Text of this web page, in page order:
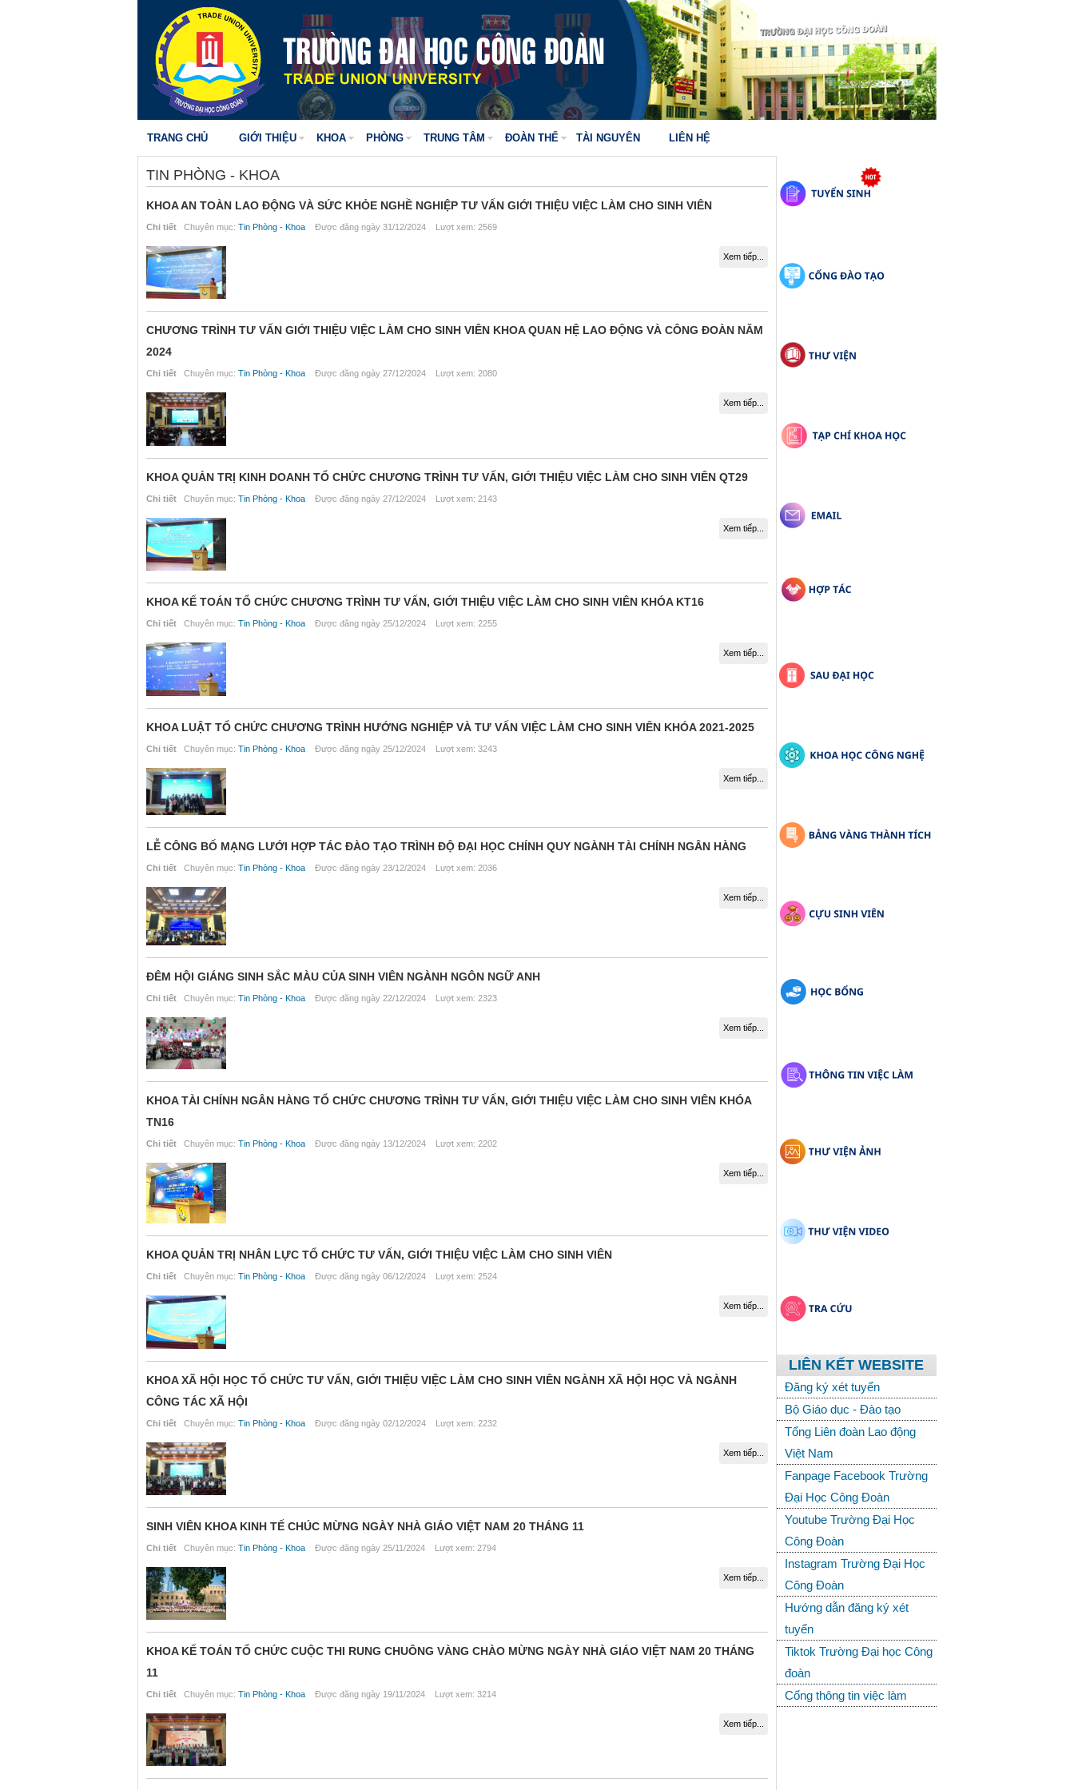
TRANG CHỦ GIỚI THIỆU KHOA PHÒNG TRUNG TÂM ĐOÀN THỂ TÀI NGUYÊN LIÊN HỆ
TIN PHÒNG - KHOA
KHOA AN TOÀN LAO ĐỘNG VÀ SỨC KHỎE NGHỀ NGHIỆP TƯ VẤN GIỚI THIỆU VIỆC LÀM CHO SINH VIÊN
Chi tiết Chuyên mục: Tin Phòng - Khoa Được đăng ngày 31/12/2024 Lượt xem: 2569
Xem tiếp...
CHƯƠNG TRÌNH TƯ VẤN GIỚI THIỆU VIỆC LÀM CHO SINH VIÊN KHOA QUAN HỆ LAO ĐỘNG VÀ CÔNG ĐOÀN NĂM
2024
Chi tiết Chuyên mục: Tin Phòng - Khoa Được đăng ngày 27/12/2024 Lượt xem: 2080
Xem tiếp...
KHOA QUẢN TRỊ KINH DOANH TỔ CHỨC CHƯƠNG TRÌNH TƯ VẤN, GIỚI THIỆU VIỆC LÀM CHO SINH VIÊN QT29
Chi tiết Chuyên mục: Tin Phòng - Khoa Được đăng ngày 27/12/2024 Lượt xem: 2143
Xem tiếp...
KHOA KẾ TOÁN TỔ CHỨC CHƯƠNG TRÌNH TƯ VẤN, GIỚI THIỆU VIỆC LÀM CHO SINH VIÊN KHÓA KT16
Chi tiết Chuyên mục: Tin Phòng - Khoa Được đăng ngày 25/12/2024 Lượt xem: 2255
Xem tiếp...
KHOA LUẬT TỔ CHỨC CHƯƠNG TRÌNH HƯỚNG NGHIỆP VÀ TƯ VẤN VIỆC LÀM CHO SINH VIÊN KHÓA 2021-2025
Chi tiết Chuyên mục: Tin Phòng - Khoa Được đăng ngày 25/12/2024 Lượt xem: 3243
Xem tiếp...
LỄ CÔNG BỐ MẠNG LƯỚI HỢP TÁC ĐÀO TẠO TRÌNH ĐỘ ĐẠI HỌC CHÍNH QUY NGÀNH TÀI CHÍNH NGÂN HÀNG
Chi tiết Chuyên mục: Tin Phòng - Khoa Được đăng ngày 23/12/2024 Lượt xem: 2036
Xem tiếp...
ĐÊM HỘI GIÁNG SINH SẮC MÀU CỦA SINH VIÊN NGÀNH NGÔN NGỮ ANH
Chi tiết Chuyên mục: Tin Phòng - Khoa Được đăng ngày 22/12/2024 Lượt xem: 2323
Xem tiếp...
KHOA TÀI CHÍNH NGÂN HÀNG TỔ CHỨC CHƯƠNG TRÌNH TƯ VẤN, GIỚI THIỆU VIỆC LÀM CHO SINH VIÊN KHÓA
TN16
Chi tiết Chuyên mục: Tin Phòng - Khoa Được đăng ngày 13/12/2024 Lượt xem: 2202
Xem tiếp...
KHOA QUẢN TRỊ NHÂN LỰC TỔ CHỨC TƯ VẤN, GIỚI THIỆU VIỆC LÀM CHO SINH VIÊN
Chi tiết Chuyên mục: Tin Phòng - Khoa Được đăng ngày 06/12/2024 Lượt xem: 2524
Xem tiếp...
KHOA XÃ HỘI HỌC TỔ CHỨC TƯ VẤN, GIỚI THIỆU VIỆC LÀM CHO SINH VIÊN NGÀNH XÃ HỘI HỌC VÀ NGÀNH
CÔNG TÁC XÃ HỘI
Chi tiết Chuyên mục: Tin Phòng - Khoa Được đăng ngày 02/12/2024 Lượt xem: 2232
Xem tiếp...
SINH VIÊN KHOA KINH TẾ CHÚC MỪNG NGÀY NHÀ GIÁO VIỆT NAM 20 THÁNG 11
Chi tiết Chuyên mục: Tin Phòng - Khoa Được đăng ngày 25/11/2024 Lượt xem: 2794
Xem tiếp...
KHOA KẾ TOÁN TỔ CHỨC CUỘC THI RUNG CHUÔNG VÀNG CHÀO MỪNG NGÀY NHÀ GIÁO VIỆT NAM 20 THÁNG
11
Chi tiết Chuyên mục: Tin Phòng - Khoa Được đăng ngày 19/11/2024 Lượt xem: 3214
Xem tiếp...
LIÊN KẾT WEBSITE
Đăng ký xét tuyển
Bộ Giáo dục - Đào tạo
Tổng Liên đoàn Lao động
Việt Nam
Fanpage Facebook Trường
Đại Học Công Đoàn
Youtube Trường Đại Học
Công Đoàn
Instagram Trường Đại Học
Công Đoàn
Hướng dẫn đăng ký xét
tuyển
Tiktok Trường Đại học Công
đoàn
Cổng thông tin việc làm